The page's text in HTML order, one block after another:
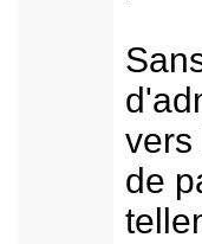
vers
de